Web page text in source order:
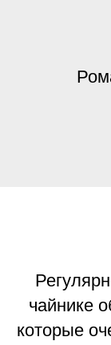
чайнике
которые